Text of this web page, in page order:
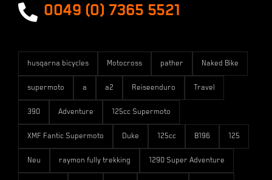
0049 (0) 7365 5521
husqarna bicycles Motocross pather Naked Bike
supermoto a a2 Reiseenduro Travel
390 Adventure 125cc Supermoto
XMF Fantic Supermoto Duke 125cc B196 125
Neu raymon fully trekking 1290 Super Adventure